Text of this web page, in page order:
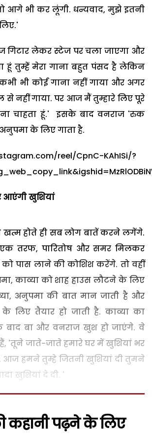
आगे भी कर लूंगी. धन्यवाद, मुझे इतनी
गिटार लेकर स्टेज पर चला जाएगा और
हूं तुम्हें मेरा गाना बहुत पंसद है लेकिन
भी कोई गाना नहीं गाया और अगर
से नहीं गाया. पर आज मैं तुम्हारे लिए पूरे
चाहता हूं.' इसके बाद वनराज 'रुक
के लिए गाता है.
reel/CpnC-KAhISi/?
आएंगी खुशियां
खत्म होते ही सब लोग बातें करने लगेंगे.
तरफ, पारितोष और समर मिलकर
पास लाने की कोशिश करेंगे. तो वहीं
काव्या को शाह हाउस लौटने के लिए
अनुपमा की बात मान जाती है और
लिए तैयार हो जाती है. काव्या का
बा और वनराज खुश हो जाएंगे. वे
'तूने जाते-जाते हमारे घर में खुशियां भर
आज हमने तुम्हे जितनी खुशियां दी तुमने
खुशियां दे दी. '
पढ़ने के लिए